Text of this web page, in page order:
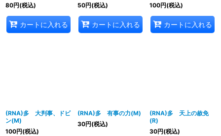
80円(税込)
カートに入れる
50円(税込)
カートに入れる
100円(税込)
カートに入れる
(RNA)多 大判事、ドビ
ン(M)
100円(税込)
(RNA)多 有事の力(M)
30円(税込)
(RNA)多 天上の赦免
(R)
30円(税込)